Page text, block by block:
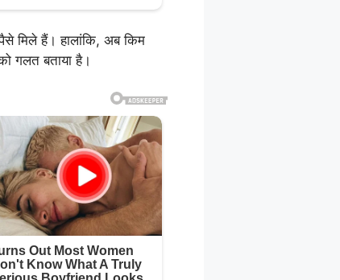
मिले हैं। हालांकि, अब किम
गलत बताया है।